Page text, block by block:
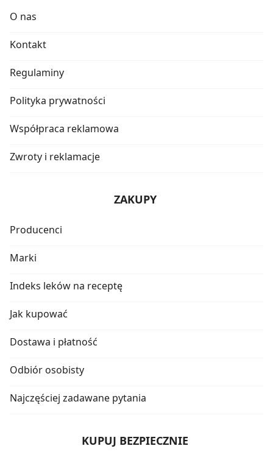
O nas
Kontakt
Regulaminy
Polityka prywatności
Współpraca reklamowa
Zwroty i reklamacje
ZAKUPY
Producenci
Marki
Indeks leków na receptę
Jak kupować
Dostawa i płatność
Odbiór osobisty
Najczęściej zadawane pytania
KUPUJ BEZPIECZNIE